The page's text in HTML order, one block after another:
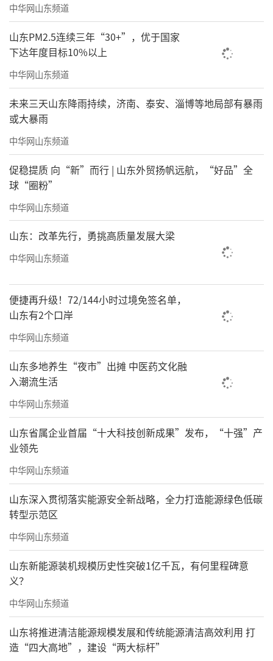
中华网山东频道
山东PM2.5连续三年“30+”，优于国家
下达年度目标10%以上
中华网山东频道
未来三天山东降雨持续，济南、泰安、淄博等地局部有暴雨
或大暴雨
中华网山东频道
促稳提质 向“新”而行 | 山东外贸扬帆远航，“好品”全
球“圈粉”
中华网山东频道
山东：改革先行，勇挑高质量发展大梁
中华网山东频道
便捷再升级！72/144小时过境免签名单，
山东有2个口岸
中华网山东频道
山东多地养生“夜市”出摊 中医药文化融
入潮流生活
中华网山东频道
山东省属企业首届“十大科技创新成果”发布，“十强”产
业领先
中华网山东频道
山东深入贯彻落实能源安全新战略，全力打造能源绿色低碳
转型示范区
中华网山东频道
山东新能源装机规模历史性突破1亿千瓦，有何里程碑意
义？
中华网山东频道
山东将推进清洁能源规模发展和传统能源清洁高效利用 打
造“四大高地”，建设“两大标杆”